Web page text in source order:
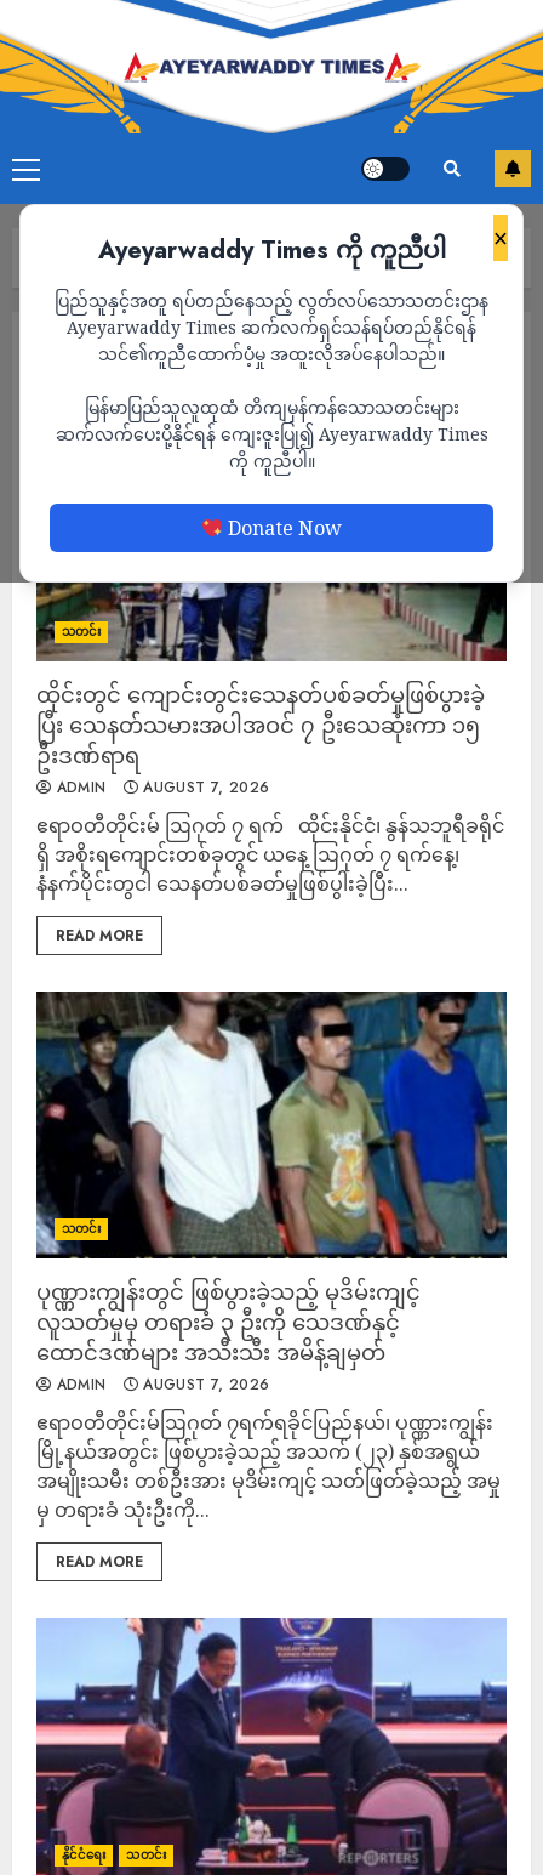
×
Ayeyarwaddy Times ကို ကူညီပါ
ပြည်သူနှင့်အတူ ရပ်တည်နေသည့် လွတ်လပ်သောသတင်းဌာန
Ayeyarwaddy Times ဆက်လက်ရှင်သန်ရပ်တည်နိုင်ရန်
သင်၏ကူညီထောက်ပံ့မှု အထူးလိုအပ်နေပါသည်။
မြန်မာပြည်သူလူထုထံ တိကျမှန်ကန်သောသတင်းများ
ဆက်လက်ပေးပို့နိုင်ရန် ကျေးဇူးပြု၍ Ayeyarwaddy Times
ကို ကူညီပါ။
Donate Now
သတင်း Page 2
သတင်း
သတင်း
ထိုင်းတွင် ကျောင်းတွင်းသေနတ်ပစ်ခတ်မှုဖြစ်ပွားခဲ့
ပြီး သေနတ်သမားအပါအဝင် ၇ ဦးသေဆုံးကာ ၁၅
ဦးဒဏ်ရာရ
ADMIN AUGUST 7, 2026
ဧရာဝတီတိုင်းမ် ဩဂုတ် ၇ ရက် ထိုင်းနိုင်ငံ၊ နွန်သဘူရီခရိုင်
ရှိ အစိုးရကျောင်းတစ်ခုတွင် ယနေ့ ဩဂုတ် ၇ ရက်နေ့၊
နံနက်ပိုင်းတွငါ သေနတ်ပစ်ခတ်မှုဖြစ်ပွါးခဲ့ပြီး...
READ MORE
သတင်း
ပုဏ္ဏားကျွန်းတွင် ဖြစ်ပွားခဲ့သည့် မုဒိမ်းကျင့်
လူသတ်မှုမှ တရားခံ ၃ ဦးကို သေဒဏ်နှင့်
ထောင်ဒဏ်များ အသီးသီး အမိန့်ချမှတ်
ADMIN AUGUST 7, 2026
‎ဧရာဝတီတိုင်းမ်‎ဩဂုတ် ၇ရက်‎‎ရခိုင်ပြည်နယ်၊ ပုဏ္ဏားကျွန်း
မြို့နယ်အတွင်း ဖြစ်ပွားခဲ့သည့် အသက် (၂၃) နှစ်အရွယ်
အမျိုးသမီး တစ်ဦးအား မုဒိမ်းကျင့် သတ်ဖြတ်ခဲ့သည့် အမှု
မှ တရားခံ သုံးဦးကို...
READ MORE
နိုင်ငံရေး သတင်း